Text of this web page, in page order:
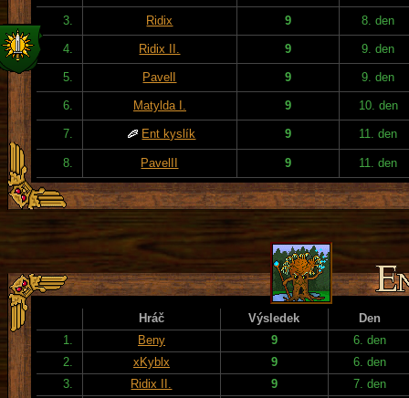
3. Ridix 9 8. den
4. Ridix II. 9 9. den
5. PavelI 9 9. den
6. Matylda I. 9 10. den
7. Ent kyslík 9 11. den
8. PavelII 9 11. den
Hráč Výsledek
Den
1.
Beny 9
6. den
2.
xKyblx 9
6. den
3.
Ridix II. 9
7. den